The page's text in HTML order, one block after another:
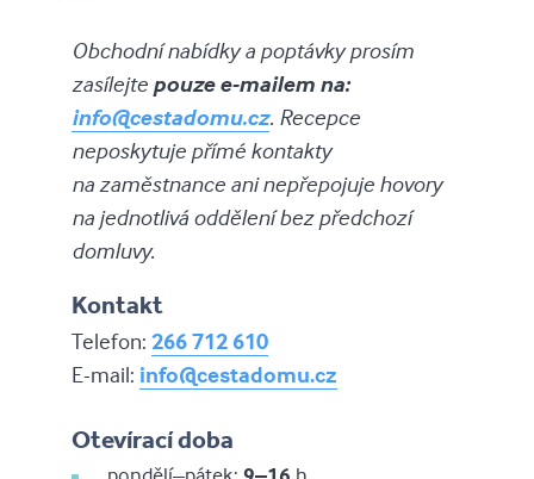
Obchodní nabídky a poptávky prosím
zasílejte pouze e-mailem na:
info@cestadomu.cz. Recepce
neposkytuje přímé kontakty
na zaměstnance ani nepřepojuje hovory
na jednotlivá oddělení bez předchozí
domluvy.
Kontakt
Telefon: 266 712 610
E-mail: info@cestadomu.cz
Otevírací doba